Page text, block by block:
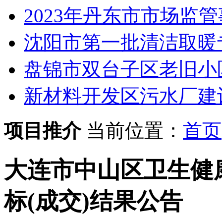
2023年丹东市市场监
沈阳市第一批清洁取
盘锦市双台子区老旧
新材料开发区污水厂
项目推介 当前位置： 首页
大连市中山区卫生
标(成交)结果公告